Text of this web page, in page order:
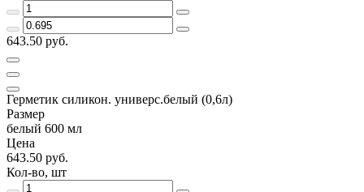
643.50 руб.
Герметик силикон. универс.белый (0,6л)
Размер
белый 600 мл
Цена
643.50 руб.
Кол-во, шт